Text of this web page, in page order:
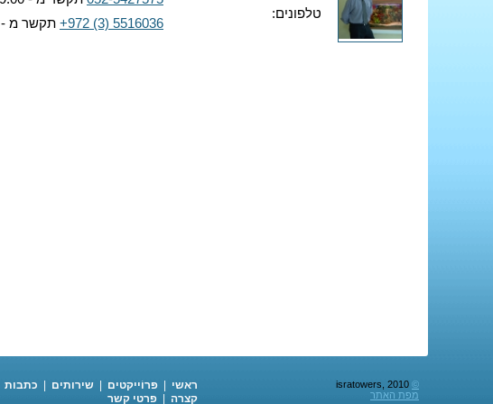
טלפונים:
+972 (3) 5516036 תקשר מ - 10:00 ועד - 21:00
©
מפת האתר
ראשי פּרוֹייקטים שירותים כתבות
קצרה
פרטי קשר